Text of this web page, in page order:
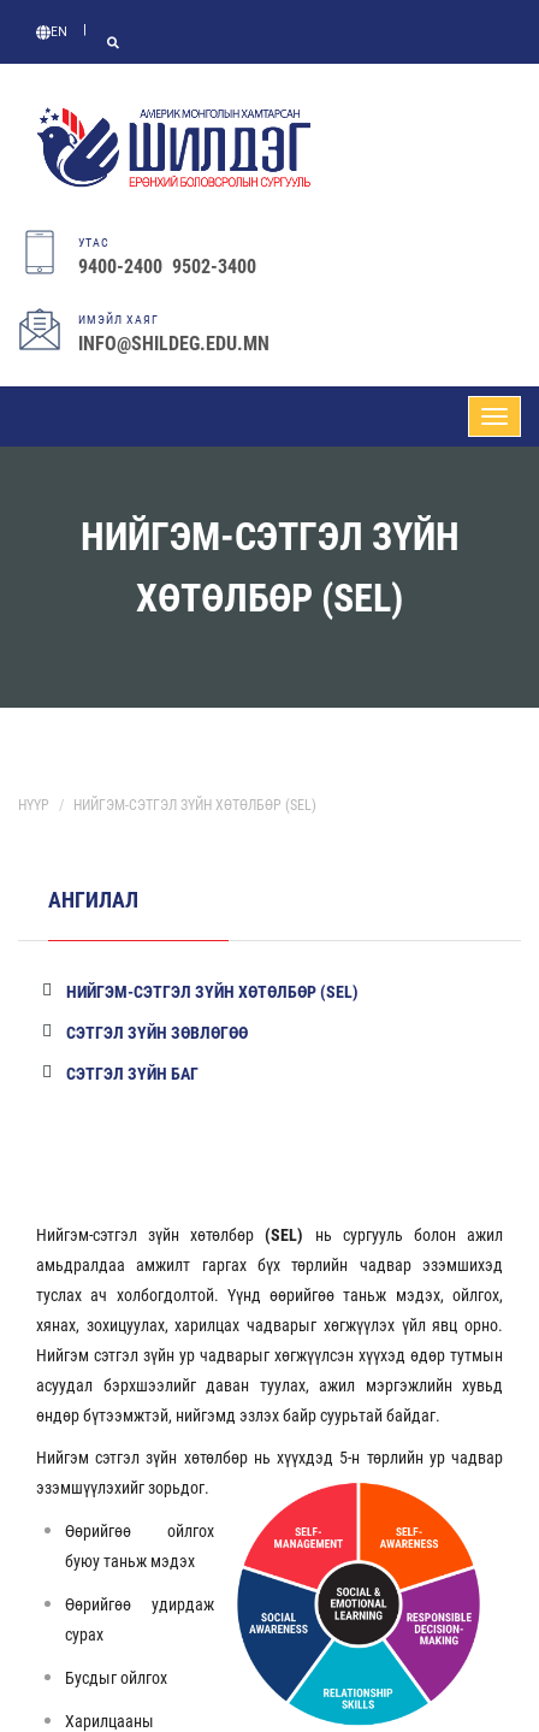
EN
УТАС
9400-2400 9502-3400
ИМЭЙЛ ХАЯГ
INFO@SHILDEG.EDU.MN
НИЙГЭМ-СЭТГЭЛ ЗҮЙН
ХӨТӨЛБӨР (SEL)
НҮҮР НИЙГЭМ-СЭТГЭЛ ЗҮЙН ХӨТӨЛБӨР (SEL)
АНГИЛАЛ
НИЙГЭМ-СЭТГЭЛ ЗҮЙН ХӨТӨЛБӨР (SEL)
СЭТГЭЛ ЗҮЙН ЗӨВЛӨГӨӨ
СЭТГЭЛ ЗҮЙН БАГ
Нийгэм-сэтгэл зүйн хөтөлбөр(SEL) нь сургууль болон ажил
амьдралдаа амжилт гаргах бүх төрлийн чадвар эзэмшихэд
туслах ач холбогдолтой. Үүнд өөрийгөө таньж мэдэх, ойлгох,
хянах, зохицуулах, харилцах чадварыг хөгжүүлэх үйл явц орно.
Нийгэм сэтгэл зүйн ур чадварыг хөгжүүлсэн хүүхэд өдөр тутмын
асуудал бэрхшээлийг даван туулах, ажил мэргэжлийн хувьд
өндөр бүтээмжтэй, нийгэмд эзлэх байр суурьтай байдаг.
Нийгэм сэтгэл зүйн хөтөлбөр нь хүүхдэд 5-н төрлийн ур чадвар
эзэмшүүлэхийг зорьдог.
Өөрийгөө ойлгох
буюу таньж мэдэх
Өөрийгөө удирдаж
сурах
Бусдыг ойлгох
Харилцааны